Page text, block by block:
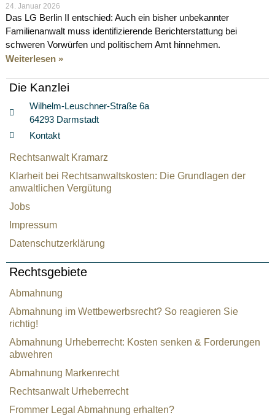
24. Januar 2026
Das LG Berlin II entschied: Auch ein bisher unbekannter
Familienanwalt muss identifizierende Berichterstattung bei
schweren Vorwürfen und politischem Amt hinnehmen.
Weiterlesen »
Die Kanzlei
Wilhelm-Leuschner-Straße 6a
64293 Darmstadt
Kontakt
Rechtsanwalt Kramarz
Klarheit bei Rechtsanwaltskosten: Die Grundlagen der
anwaltlichen Vergütung
Jobs
Impressum
Datenschutzerklärung
Rechtsgebiete
Abmahnung
Abmahnung im Wettbewerbsrecht? So reagieren Sie
richtig!
Abmahnung Urheberrecht: Kosten senken & Forderungen
abwehren
Abmahnung Markenrecht
Rechtsanwalt Urheberrecht
Frommer Legal Abmahnung erhalten?